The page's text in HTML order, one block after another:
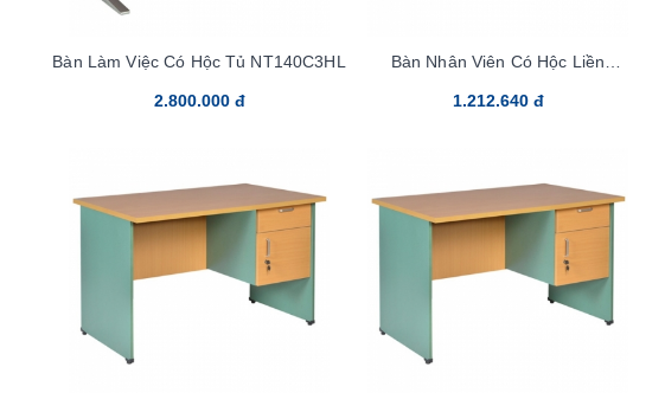
Bàn Làm Việc Có Hộc Tủ NT140C3HL
2.800.000 đ
Bàn Nhân Viên Có Hộc Liền
1.212.640 đ